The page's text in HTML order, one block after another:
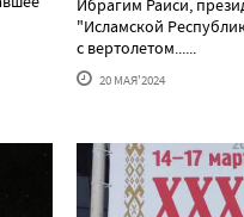
Ибрагим Раиси,
"Исламской
с вертолетом......
20 МАЯ'2024